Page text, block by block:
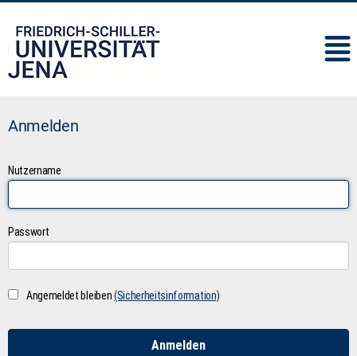
Anmelden
Nutzername
Passwort
Angemeldet bleiben(Sicherheitsinformation)